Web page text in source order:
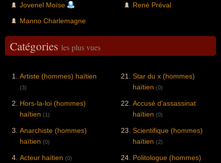
Jovenel Moïse
Manno Charlemagne
René Préval
Catégories les plus vues
Artiste (hommes) haïtien
(3)
Hors-la-loi (hommes)
haïtien (1)
Anarchiste (hommes)
haïtien (0)
Acteur haïtien (0)
Star du x (hommes)
haïtien (0)
Accusé d'assassinat
haïtien (0)
Scientifique (hommes)
haïtien (2)
Politologue (hommes)